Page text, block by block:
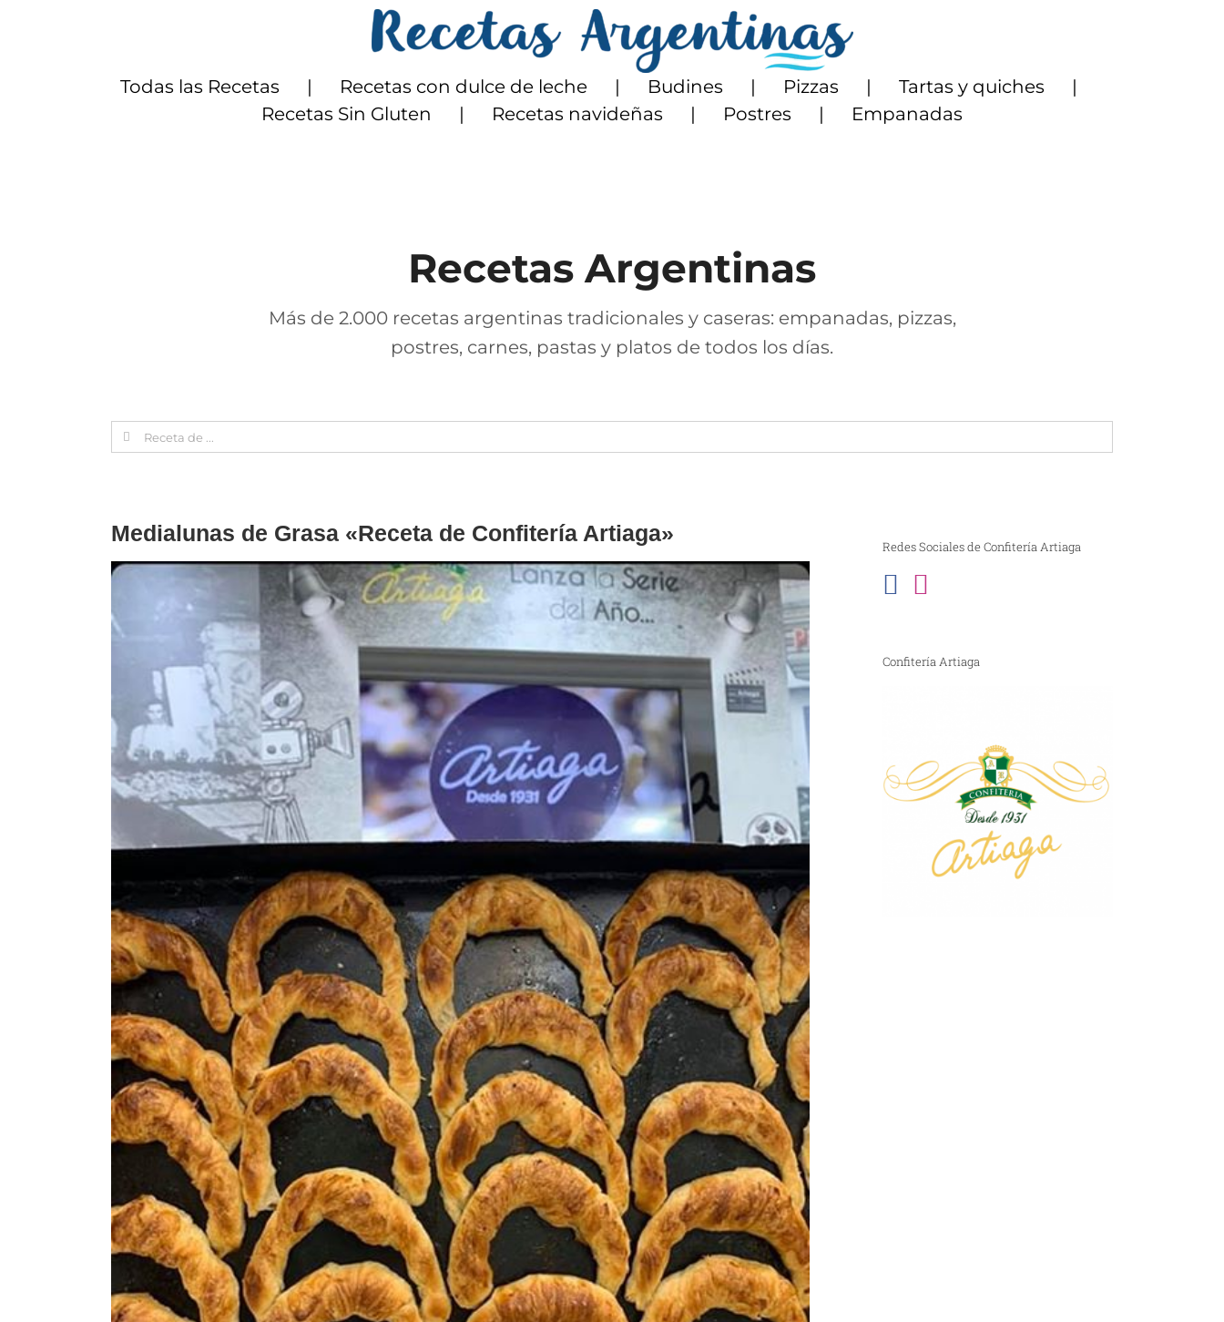
Todas las Recetas Recetas con dulce de leche Budines Pizzas
Tartas y quiches
Recetas Sin Gluten
Recetas navideñas Postres Empanadas
Recetas Argentinas
Más de 2.000 recetas argentinas tradicionales y caseras: empanadas, pizzas,
postres, carnes, pastas y platos de todos los días.
Search
for:
Medialunas de Grasa «Receta de Confitería Artiaga»
Redes Sociales de Confitería Artiaga
Confitería Artiaga